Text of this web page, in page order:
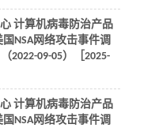
计算机病毒防治产品
NSA网络攻击事件调
2022-09-05）［2025-
计算机病毒防治产品
NSA网络攻击事件调